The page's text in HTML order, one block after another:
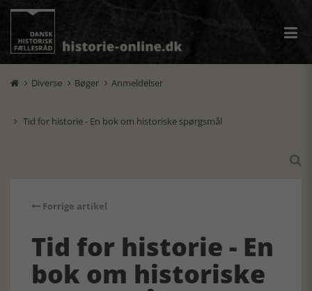
 Diverse  Bøger  Anmeldelser
 Tid for historie - En bok om historiske spørgsmål

Forrige artikel
Tid for historie - En
bok om historiske